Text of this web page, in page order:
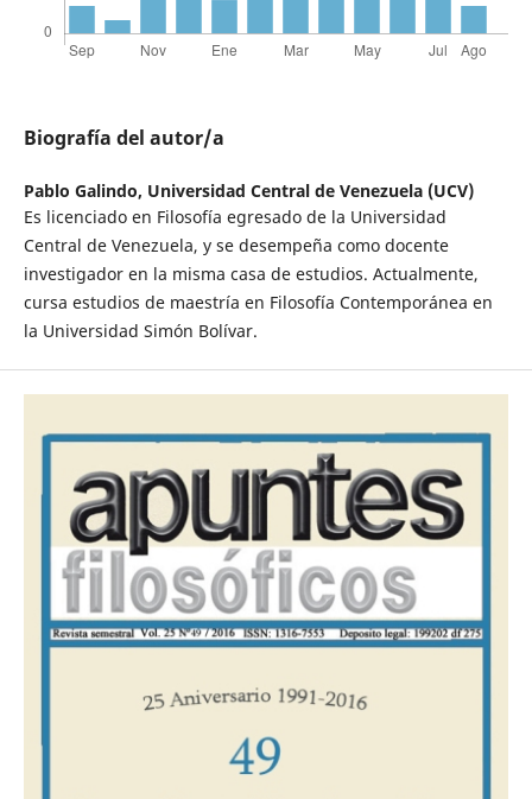
Biografía del autor/a
Pablo Galindo, Universidad Central de Venezuela (UCV)
Es licenciado en Filosofía egresado de la Universidad
Central de Venezuela, y se desempeña como docente
investigador en la misma casa de estudios. Actualmente,
cursa estudios de maestría en Filosofía Contemporánea en
la Universidad Simón Bolívar.